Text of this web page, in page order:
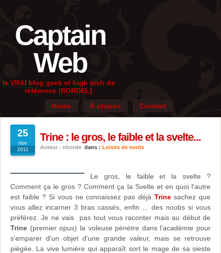
Captain
Web
le VRAI blog geek et high tech de
référence (BORDEL)
Home
À propos Contact
25
nov
2011
Trine : le gros, le faible et la svelte...
Auteur : nborde dans : Loisirs de nerds
Le gros, le faible et la svelte ?
Comment ça le gros ? Comment ça la Svelte et en quoi l'autre
est faible ? Si vous ne connaissez pas déjà Trinesachez que
vous allez incarner 3 bras cassés, enfin ... des noobs si vous
préférez. Je ne vais pas tout vous raconter mais au début de
Trine (premier opus) la voleuse pénètre dans l'académie pour
s'emparer d'un objet d'une grande valeur, mais se retrouve
piégée. La vive lumière qui apparaît sort le mage de sa sieste